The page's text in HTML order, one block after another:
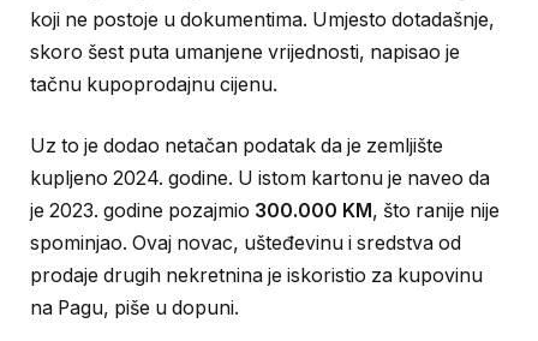
koji ne postoje u dokumentima. Umjesto dotadašnje,
skoro šest puta umanjene vrijednosti, napisao je
tačnu kupoprodajnu cijenu.
Uz to je dodao netačan podatak da je zemljište
kupljeno 2024. godine. U istom kartonu je naveo da
je 2023. godine pozajmio 300.000 KM , što ranije nije
spominjao. Ovaj novac, ušteđevinu i sredstva od
prodaje drugih nekretnina je iskoristio za kupovinu
na Pagu, piše u dopuni.